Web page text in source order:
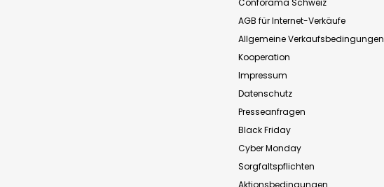
Conforama Schweiz
AGB für Internet-Verkäufe
Allgemeine Verkaufsbedingungen
Kooperation
Impressum
Datenschutz
Presseanfragen
Black Friday
Cyber Monday
Sorgfaltspflichten